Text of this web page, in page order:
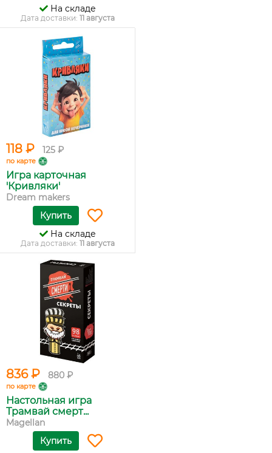
На складе
Дата доставки: 11 августа
118 ₽ 125 ₽
по карте
Игра карточная
'Кривляки'
Dream makers
Купить
На складе
Дата доставки: 11 августа
836 ₽ 880 ₽
по карте
Настольная игра
Трамвай смерт...
Magellan
Купить